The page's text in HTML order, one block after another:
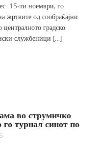
15-ти ноември, го
жртвите од сообраќајни
градско
службеници […]
во струмичко
го турнал синот по